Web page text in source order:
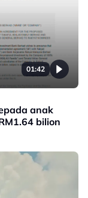
01:42
anak
bilion